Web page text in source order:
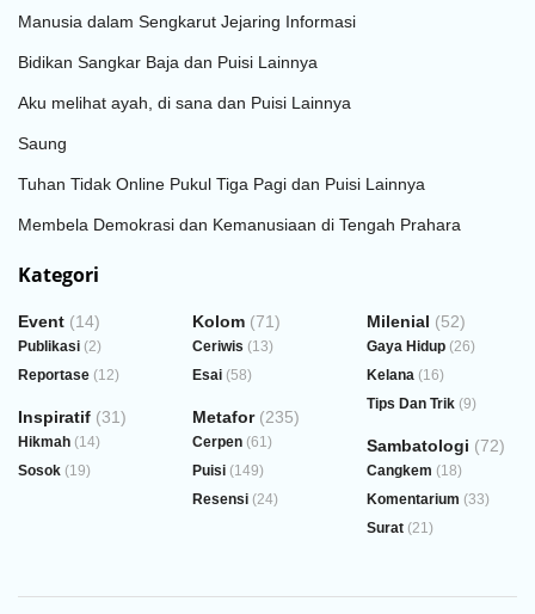
Manusia dalam Sengkarut Jejaring Informasi
Bidikan Sangkar Baja dan Puisi Lainnya
Aku melihat ayah, di sana dan Puisi Lainnya
Saung
Tuhan Tidak Online Pukul Tiga Pagi dan Puisi Lainnya
Membela Demokrasi dan Kemanusiaan di Tengah Prahara
Kategori
Event (14)
Publikasi (2)
Reportase (12)
Inspiratif (31)
Hikmah (14)
Sosok (19)
Kolom (71)
Ceriwis (13)
Esai (58)
Metafor(235)
Cerpen (61)
Puisi (149)
Resensi (24)
Milenial (52)
Gaya Hidup (26)
Kelana (16)
Tips Dan Trik (9)
Sambatologi (72)
Cangkem (18)
Komentarium (33)
Surat (21)